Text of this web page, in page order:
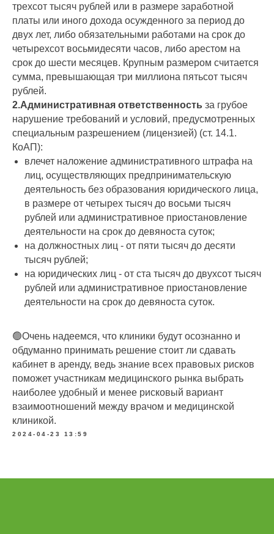
трехсот тысяч рублей или в размере заработной
платы или иного дохода осужденного за период до
двух лет, либо обязательными работами на срок до
четырехсот восьмидесяти часов, либо арестом на
срок до шести месяцев. Крупным размером считается
сумма, превышающая три миллиона пятьсот тысяч
рублей.
2.Административная ответственность за грубое
нарушение требований и условий, предусмотренных
специальным разрешением (лицензией) (ст. 14.1.
КоАП):
влечет наложение административного штрафа на
лиц, осуществляющих предпринимательскую
деятельность без образования юридического лица,
в размере от четырех тысяч до восьми тысяч
рублей или административное приостановление
деятельности на срок до девяноста суток;
на должностных лиц - от пяти тысяч до десяти
тысяч рублей;
на юридических лиц - от ста тысяч до двухсот тысяч
рублей или административное приостановление
деятельности на срок до девяноста суток.
🟢Очень надеемся, что клиники будут осознанно и
обдуманно принимать решение стоит ли сдавать
кабинет в аренду, ведь знание всех правовых рисков
поможет участникам медицинского рынка выбрать
наиболее удобный и менее рисковый вариант
взаимоотношений между врачом и медицинской
клиникой.
2024-04-23 13:59